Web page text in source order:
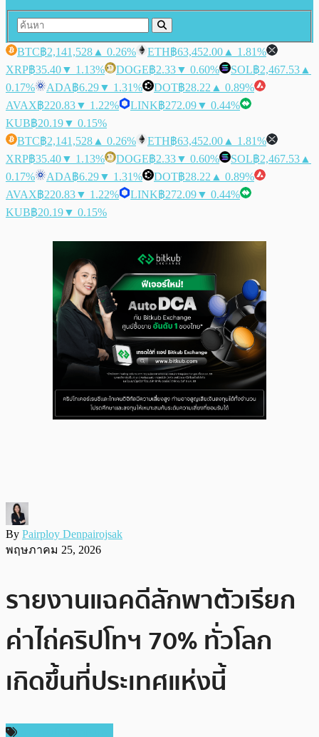
BTC฿2,141,528 ▲ 0.26% ETH฿63,452.00 ▲ 1.81%
XRP฿35.40▼ 1.13% DOGE฿2.33▼ 0.60% SOL฿2,467.53 ▲
0.17%
ADA฿6.29▼ 1.31% DOT฿28.22 ▲ 0.89%
AVAX฿220.83▼ 1.22% LINK฿272.09▼ 0.44%
KUB฿20.19▼ 0.15%
BTC฿2,141,528 ▲ 0.26% ETH฿63,452.00 ▲ 1.81%
XRP฿35.40▼ 1.13% DOGE฿2.33▼ 0.60% SOL฿2,467.53 ▲
0.17%
ADA฿6.29▼ 1.31% DOT฿28.22 ▲ 0.89%
AVAX฿220.83▼ 1.22% LINK฿272.09▼ 0.44%
KUB฿20.19▼ 0.15%
By Pairploy Denpairojsak
พฤษภาคม 25, 2026
รายงานแฉคดีลักพาตัวเรียก
ค่าไถ่คริปโทฯ 70% ทั่วโลก
เกิดขึ้นที่ประเทศแห่งนี้